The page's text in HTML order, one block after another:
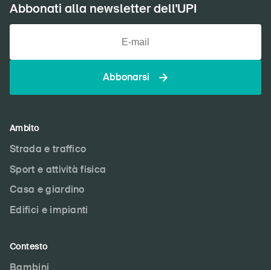
Abbonati alla newsletter dell'UPI
Abbonarsi
Ambito
Strada e traffico
Sport e attività fisica
Casa e giardino
Edifici e impianti
Contesto
Bambini